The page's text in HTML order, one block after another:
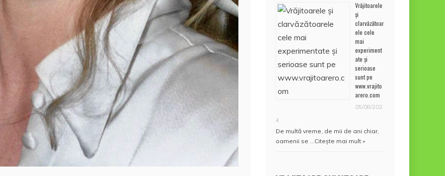
Vrăjitoarele
și
clarvăzătoar
ele cele
mai
experiment
ate și
serioase
sunt pe
www.vrajito
arero.com
05/08/202
4
De multă vreme, de mii de ani chiar,
oamenii se … Citește mai mult »